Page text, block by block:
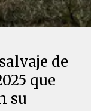
de
que
su